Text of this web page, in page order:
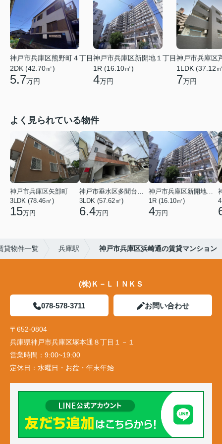
神戸市兵庫区熊野町４丁目
2DK (42.70㎡)
5.7万円
神戸市兵庫区新開地１丁目
1R (16.10㎡)
4万円
神戸市兵庫区
1LDK (37.12
7万円
よく見られている物件
神戸市兵庫区矢部町
3LDK (78.46㎡)
15万円
神戸市垂水区多聞台２丁目
3LDK (57.62㎡)
6.4万円
神戸市兵庫区新開地１丁目
1R (16.10㎡)
4万円
貸物件一覧 兵庫駅 神戸市兵庫区浜崎通の賃貸マンション
(株)Ｋ－ＬＩＮＫＳ
078-578-3711 お問い合わせ
〒652-0804
兵庫県神戸市兵庫区塚本通８丁目１－１
営業時間： 9:00~19:00
定休日： 水曜日・お盆・年末年始